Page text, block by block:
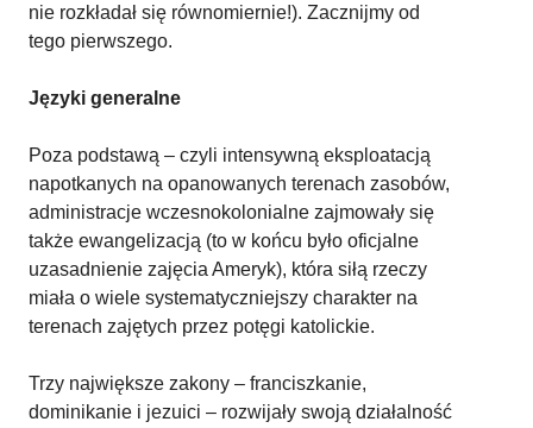
nie rozkładał się równomiernie!). Zacznijmy od
tego pierwszego.
Języki generalne
Poza podstawą – czyli intensywną eksploatacją
napotkanych na opanowanych terenach zasobów,
administracje wczesnokolonialne zajmowały się
także ewangelizacją (to w końcu było oficjalne
uzasadnienie zajęcia Ameryk), która siłą rzeczy
miała o wiele systematyczniejszy charakter na
terenach zajętych przez potęgi katolickie.
Trzy największe zakony – franciszkanie,
dominikanie i jezuici – rozwijały swoją działalność